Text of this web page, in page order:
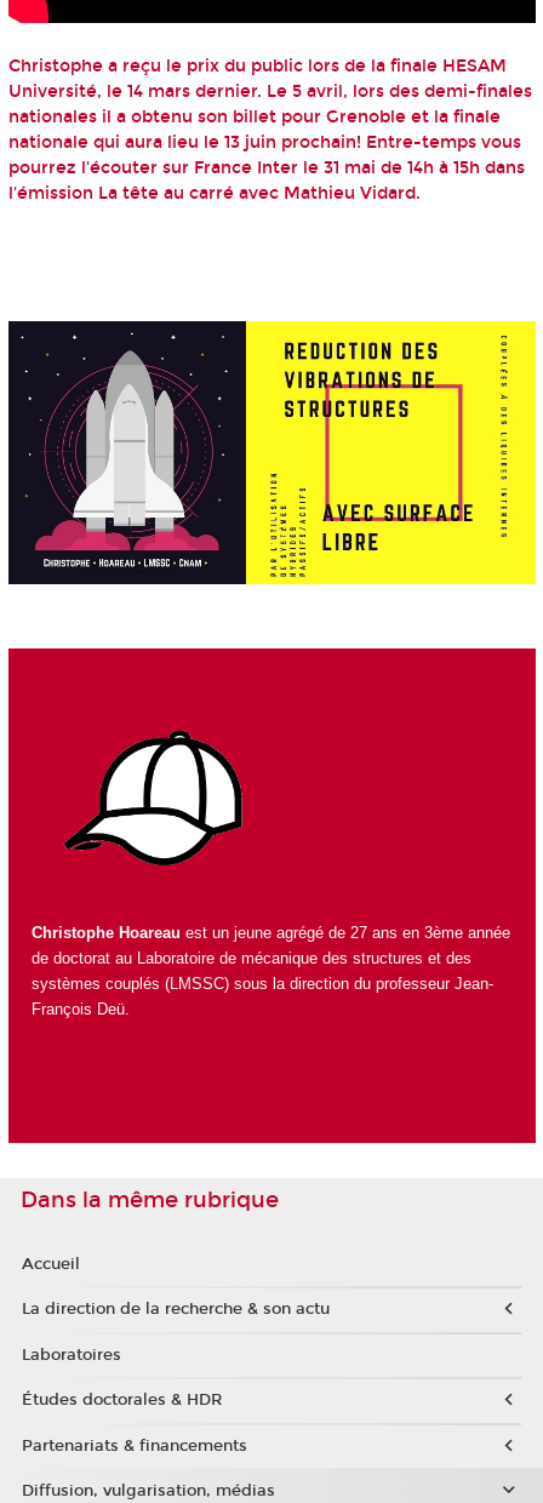
Christophe a reçu le prix du public lors de la finale HESAM
Université, le 14 mars dernier. Le 5 avril, lors des demi-finales
nationales il a obtenu son billet pour Grenoble et la finale
nationale qui aura lieu le 13 juin prochain! Entre-temps vous
pourrez l'écouter sur France Inter le 31 mai de 14h à 15h dans
l'émission La tête au carré avec Mathieu Vidard.
Christophe Hoareau est un jeune agrégé de 27 ans en 3ème année
de doctorat au
Laboratoire de mécanique des structures et des
systèmes couplés (LMSSC)sous la direction du professeur Jean-
François Deü.
Dans la même rubrique
Accueil
La direction de la recherche & son actu
Laboratoires
Études doctorales & HDR
Partenariats & financements
Diffusion, vulgarisation, médias